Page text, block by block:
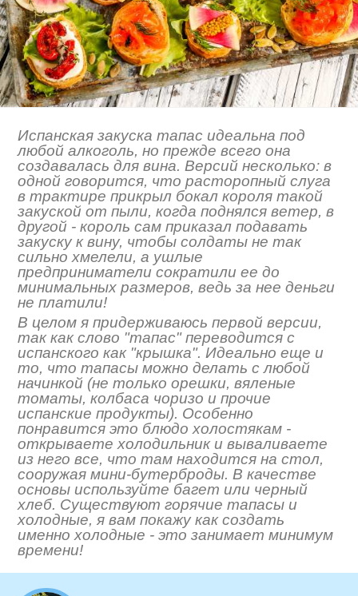
Испанская закуска тапас идеальна под
любой алкоголь, но прежде всего она
создавалась для вина. Версий несколько: в
одной говорится, что расторопный слуга
в трактире прикрыл бокал короля такой
закуской от пыли, когда поднялся ветер, в
другой - король сам приказал подавать
закуску к вину, чтобы солдаты не так
сильно хмелели, а ушлые
предприниматели сократили ее до
минимальных размеров, ведь за нее деньги
не платили!
В целом я придерживаюсь первой версии,
так как слово "тапас" переводится с
испанского как "крышка". Идеально еще и
то, что тапасы можно делать с любой
начинкой (не только орешки, вяленые
томаты, колбаса чоризо и прочие
испанские продукты). Особенно
понравится это блюдо холостякам -
открываете холодильник и вываливаете
из него все, что там находится на стол,
сооружая мини-бутерброды. В качестве
основы используйте багет или черный
хлеб. Существуют горячие тапасы и
холодные, я вам покажу как создать
именно холодные - это занимает минимум
времени!